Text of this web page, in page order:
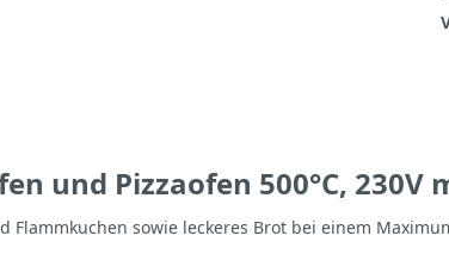
und Pizzaofen 500°C, 230V
sowie leckeres Brot bei einem